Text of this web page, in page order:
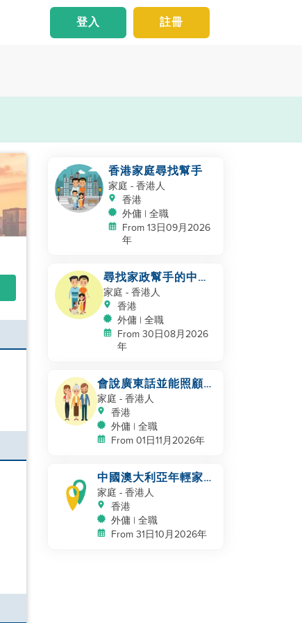
註冊
登入
香港家庭尋找幫手
家庭 - 香港人
香港
外傭 | 全職
From 13日09月2026
年
尋找家政幫手的中國
家庭
家庭 - 香港人
香港
外傭 | 全職
From 30日08月2026
年
會說廣東話並能照顧的
家庭幫手
家庭 - 香港人
香港
外傭 | 全職
From 01日11月2026年
中國澳大利亞年輕家庭
尋找一位偉大的阿姨
家庭 - 香港人
香港
外傭 | 全職
From 31日10月2026年